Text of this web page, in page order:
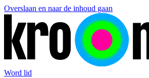
Overslaan en naar de inhoud gaan
Word lid